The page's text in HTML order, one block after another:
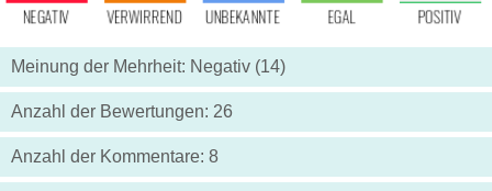
Meinung der Mehrheit: Negativ (14)
Anzahl der Bewertungen: 26
Anzahl der Kommentare: 8